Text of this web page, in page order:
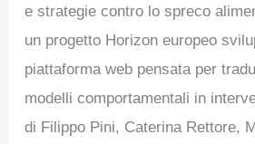
e strategie contro lo spreco
un progetto Horizon europeo
piattaforma web pensata per
modelli comportamentali in
di Filippo Pini, Caterina Rettore,